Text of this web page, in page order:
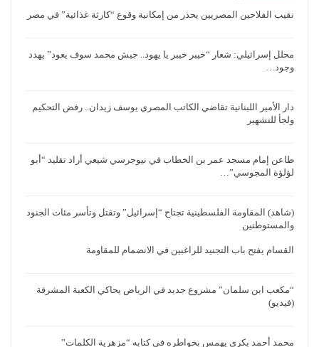
نقيب الفلاحين المصريين يحذر من إمكانية وقوع “كارثة غذائية” في مصر
محلل إسرائيلي: شعار “خيبر خيبر يا يهود.. جيش محمد سوف يعود” يهدد
وجود…
دار الأمير اللبنانية تقاضي الكاتب المصري يوسف زيدان.. رفض التحكيم
ولجأ للتشهير
طاعن إمام مسجد عمر بن الخطاب في نيوجرسي شيعي أراد تقليد “أبو
لؤلؤة المجوسي”…
(شاهد) المقاومة الفلسطينية تجتاح “إسرائيل” وتقتل وتأسر مئات الجنود
والمستوطنين
القسام يفتح باب التجنيد للراغبين في الانضمام للمقاومة
“مكعب ابن سلمان” مشروع جديد في الرياض يحاكي الكعبة المشرفة
(فيديو)
محمد أحمد بكري يهمس بخواطره في كتابه “مزهرية الكلمات”